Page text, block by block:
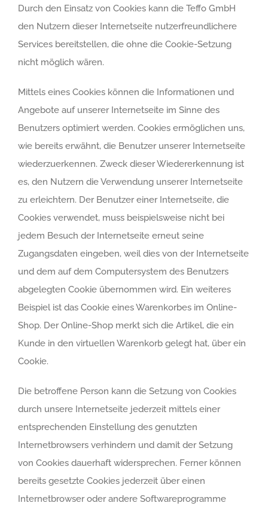
Durch den Einsatz von Cookies kann die Teffo GmbH
den Nutzern dieser Internetseite nutzerfreundlichere
Services bereitstellen, die ohne die Cookie-Setzung
nicht möglich wären.
Mittels eines Cookies können die Informationen und
Angebote auf unserer Internetseite im Sinne des
Benutzers optimiert werden. Cookies ermöglichen uns,
wie bereits erwähnt, die Benutzer unserer Internetseite
wiederzuerkennen. Zweck dieser Wiedererkennung ist
es, den Nutzern die Verwendung unserer Internetseite
zu erleichtern. Der Benutzer einer Internetseite, die
Cookies verwendet, muss beispielsweise nicht bei
jedem Besuch der Internetseite erneut seine
Zugangsdaten eingeben, weil dies von der Internetseite
und dem auf dem Computersystem des Benutzers
abgelegten Cookie übernommen wird. Ein weiteres
Beispiel ist das Cookie eines Warenkorbes im Online-
Shop. Der Online-Shop merkt sich die Artikel, die ein
Kunde in den virtuellen Warenkorb gelegt hat, über ein
Cookie.
Die betroffene Person kann die Setzung von Cookies
durch unsere Internetseite jederzeit mittels einer
entsprechenden Einstellung des genutzten
Internetbrowsers verhindern und damit der Setzung
von Cookies dauerhaft widersprechen. Ferner können
bereits gesetzte Cookies jederzeit über einen
Internetbrowser oder andere Softwareprogramme